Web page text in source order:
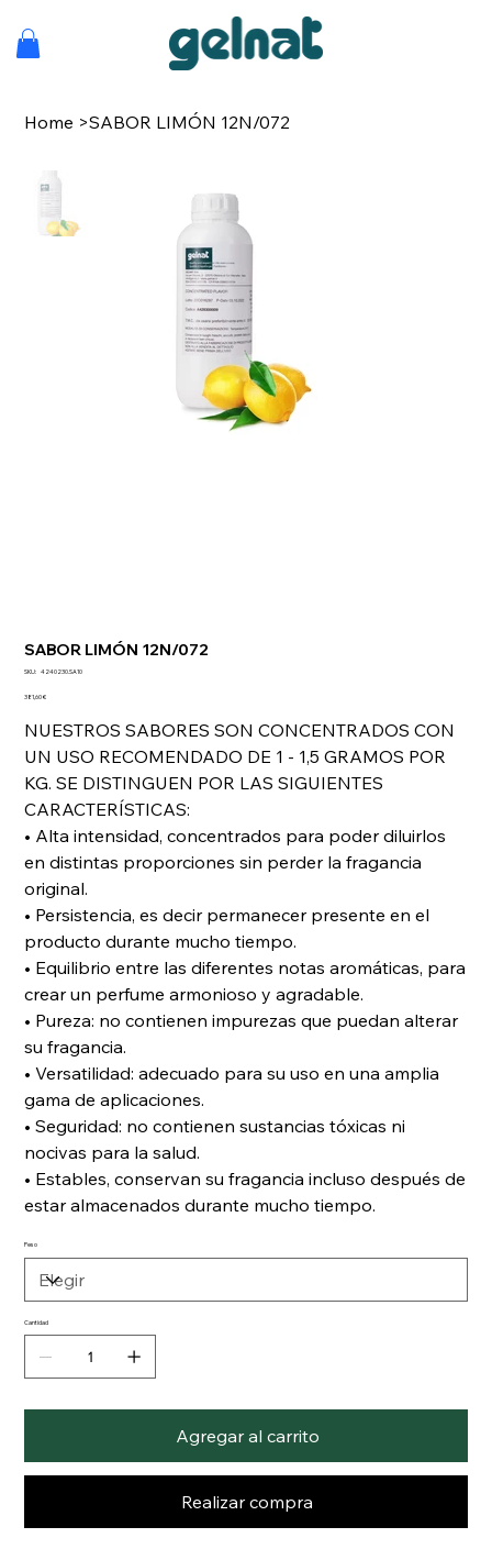
Home >SABOR LIMÓN 12N/072
SABOR LIMÓN 12N/072
SKU:
SKU
4240230.SA10
Precio
381,60 €
NUESTROS SABORES SON CONCENTRADOS CON
UN USO RECOMENDADO DE 1 - 1,5 GRAMOS POR
KG. SE DISTINGUEN POR LAS SIGUIENTES
CARACTERÍSTICAS:
• Alta intensidad, concentrados para poder diluirlos
en distintas proporciones sin perder la fragancia
original.
• Persistencia, es decir permanecer presente en el
producto durante mucho tiempo.
• Equilibrio entre las diferentes notas aromáticas, para
crear un perfume armonioso y agradable.
• Pureza: no contienen impurezas que puedan alterar
su fragancia.
• Versatilidad: adecuado para su uso en una amplia
gama de aplicaciones.
• Seguridad: no contienen sustancias tóxicas ni
nocivas para la salud.
• Estables, conservan su fragancia incluso después de
estar almacenados durante mucho tiempo.
Peso
Cantidad
Agregar al carrito
Realizar compra